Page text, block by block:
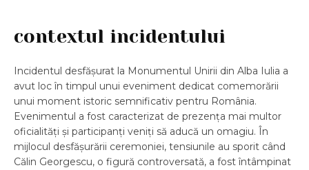
contextul incidentului
Incidentul desfășurat la Monumentul Unirii din Alba Iulia a
avut loc în timpul unui eveniment dedicat comemorării
unui moment istoric semnificativ pentru România.
Evenimentul a fost caracterizat de prezența mai multor
oficialități și participanți veniți să aducă un omagiu. În
mijlocul desfășurării ceremoniei, tensiunile au sporit când
Călin Georgescu, o figură controversată, a fost întâmpinat